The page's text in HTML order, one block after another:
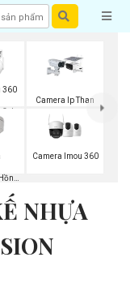
360
Camera Ip Than
Kbvision
Camera Imou 360
NHỰA